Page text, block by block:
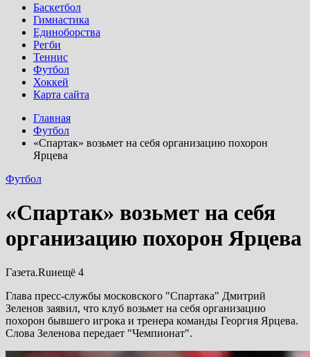
Баскетбол
Гимнастика
Единоборства
Регби
Теннис
Футбол
Хоккей
Карта сайта
Главная
Футбол
«Спартак» возьмет на себя организацию похорон
Ярцева
Футбол
«Спартак» возьмет на себя
организацию похорон Ярцева
Газета.Ruиещё 4
Глава пресс-службы московского "Спартака" Дмитрий
Зеленов заявил, что клуб возьмет на себя организацию
похорон бывшего игрока и тренера команды Георгия Ярцева.
Слова Зеленова передает "Чемпионат".